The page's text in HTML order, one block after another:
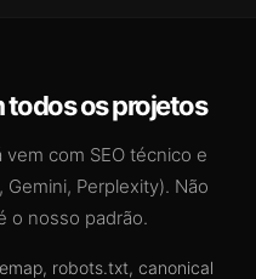
todos os projetos
com SEO técnico e
Gemini, Perplexity). Não
o nosso padrão.
robots.txt, canonical